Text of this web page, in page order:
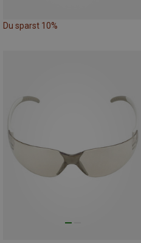
Du sparst 10%